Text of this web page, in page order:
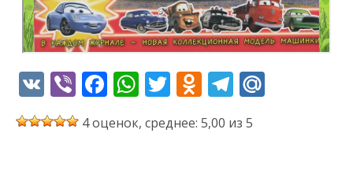
V
K
Vi
b
er
F
e
W
at
T
itt
O
d
n
T
el
e
4 оценок, среднее: 5,00 из 5